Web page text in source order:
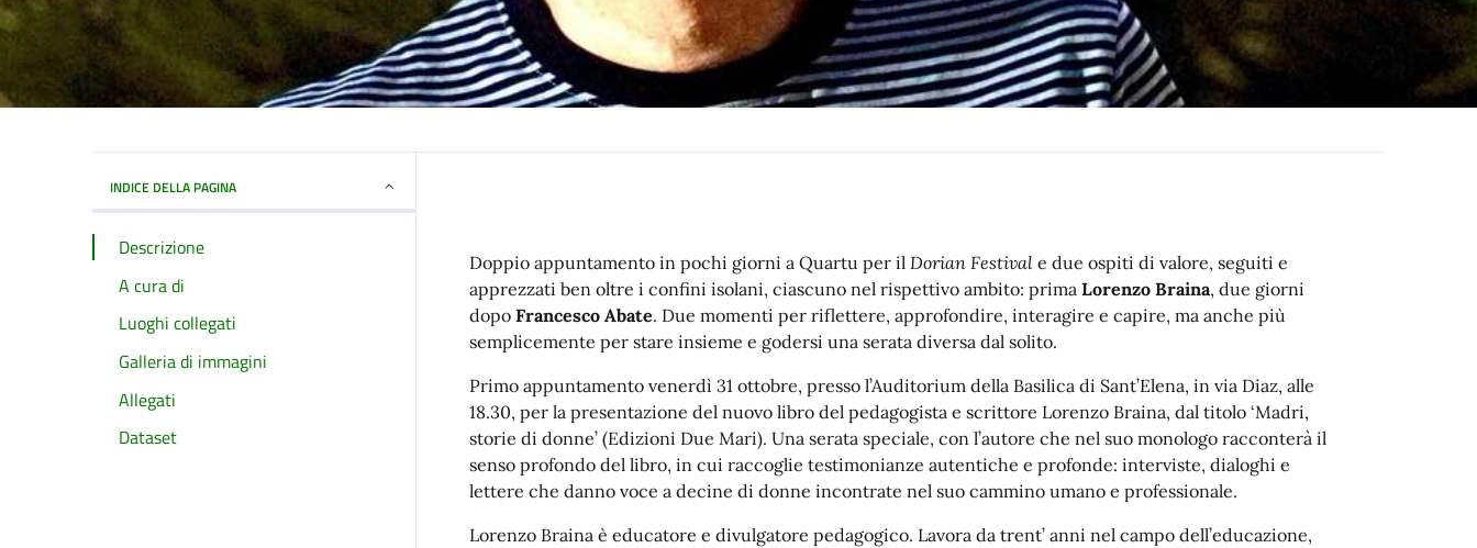
INDICE DELLA PAGINA
Descrizione
A cura di
Luoghi collegati
Galleria di immagini
Allegati
Dataset
Doppio appuntamento in pochi giorni a Quartu per il Dorian Festival e due ospiti di valore, seguiti e
apprezzati ben oltre i confini isolani, ciascuno nel rispettivo ambito: prima Lorenzo Braina, due giorni
dopo Francesco Abate. Due momenti per riflettere, approfondire, interagire e capire, ma anche più
semplicemente per stare insieme e godersi una serata diversa dal solito.
Primo appuntamento venerdì 31 ottobre, presso l’Auditorium della Basilica di Sant’Elena, in via Diaz, alle
18.30, per la presentazione del nuovo libro del pedagogista e scrittore Lorenzo Braina, dal titolo ‘Madri,
storie di donne’ (Edizioni Due Mari). Una serata speciale, con l’autore che nel suo monologo racconterà il
senso profondo del libro, in cui raccoglie testimonianze autentiche e profonde: interviste, dialoghi e
lettere che danno voce a decine di donne incontrate nel suo cammino umano e professionale.
Lorenzo Braina è educatore e divulgatore pedagogico. Lavora da trent’ anni nel campo dell’educazione,